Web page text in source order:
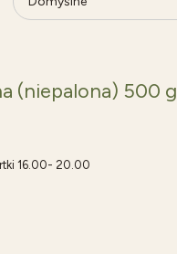
(niepalona) 500 g
16.00- 20.00